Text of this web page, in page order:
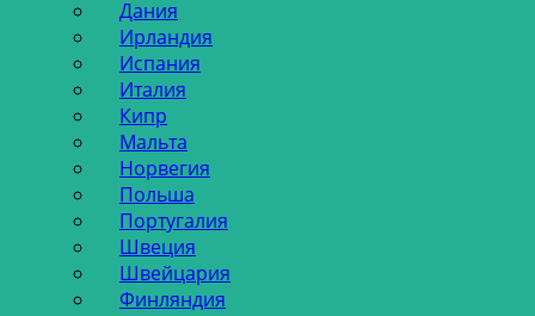
Дания
Ирландия
Испания
Италия
Кипр
Мальта
Норвегия
Польша
Португалия
Швеция
Швейцария
Финляндия